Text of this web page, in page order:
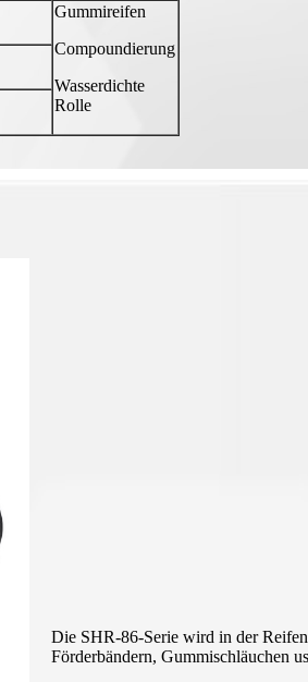
Gummireifen
Compoundierung
Wasserdichte
Rolle
Die SHR-86-Serie wird in der
Förderbändern, Gummischläuchen